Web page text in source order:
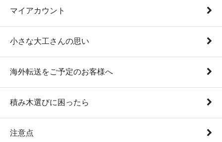
マイアカウント
小さな大工さんの思い
海外転送をご予定のお客様へ
積み木選びに困ったら
注意点